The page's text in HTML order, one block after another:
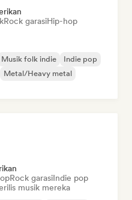
Rock garasiHip-hop
Musik folk indie
Indie pop
Metal/Heavy metal
Rock garasiIndie pop
musik mereka